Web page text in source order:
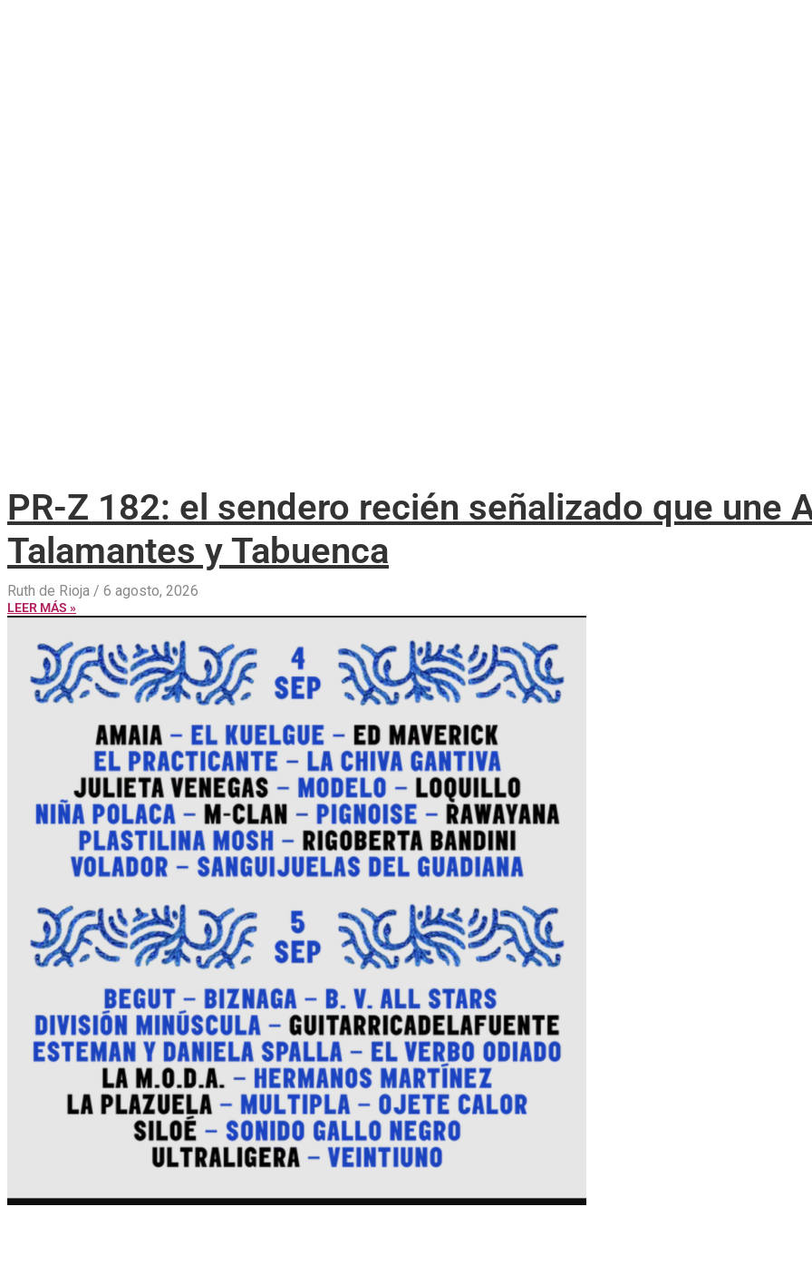
PR-Z 182: el sendero recién señalizado que une
Talamantes y Tabuenca
Ruth de Rioja 6 agosto, 2026
LEER MÁS »